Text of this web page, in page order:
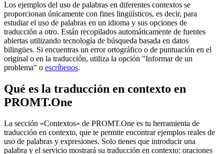
Los ejemplos del uso de palabras en diferentes contextos se
proporcionan únicamente con fines lingüísticos, es decir, para
estudiar el uso de palabras en un idioma y sus opciones de
traducción a otro. Están recopilados automáticamente de fuentes
abiertas utilizando tecnología de búsqueda basada en datos
bilingües. Si encuentras un error ortográfico o de puntuación en el
original o en la traducción, utiliza la opción "Informar de un
problema" o escríbenos.
Qué es la traducción en contexto en
PROMT.One
La sección «Contextos» de PROMT.One es tu herramienta de
traducción en contexto, que te permite encontrar ejemplos reales de
uso de palabras y expresiones. Solo tienes que introducir una
palabra y el servicio mostrará su traducción en contexto: oraciones